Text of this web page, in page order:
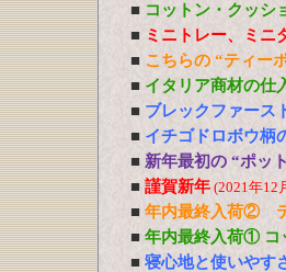
■ コットン・クッシ
■ ミニトレー、ミニ
■ こちらの “ティー
■ イタリア商材の仕
■ ブレックファース
■ イチゴドロボウ柄
■ 新年最初の “ポッ
■ 謹賀新年 (2021年12
■ 年内最終入荷② テ
■ 年内最終入荷① コ
■ 寝心地と使いやす